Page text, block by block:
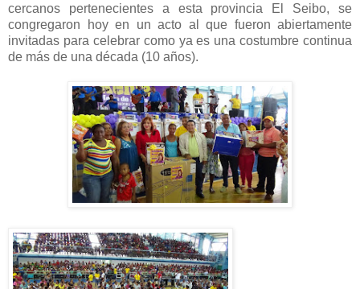
cercanos pertenecientes a esta provincia El Seibo, se
congregaron hoy en un acto al que fueron abiertamente
invitadas para celebrar como ya es una costumbre continua
de más de una década (10 años).